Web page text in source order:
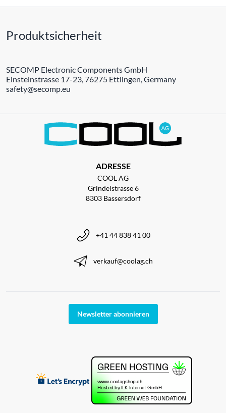
Produktsicherheit
SECOMP Electronic Components GmbH
Einsteinstrasse 17-23, 76275 Ettlingen, Germany
safety@secomp.eu
ADRESSE
COOL AG
Grindelstrasse 6
8303 Bassersdorf
+41 44 838 41 00
verkauf@coolag.ch
Newsletter abonnieren